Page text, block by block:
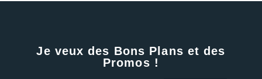
Je veux des Bons Plans et des
Promos !